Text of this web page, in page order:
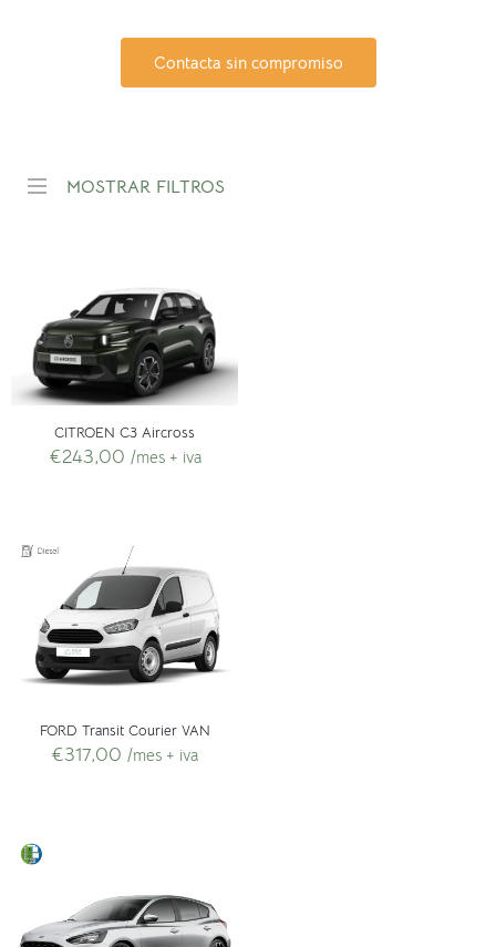
Contacta sin compromiso
MOSTRAR FILTROS
CITROEN C3 Aircross
€243,00 /mes + iva
FORD Transit Courier VAN
€317,00 /mes + iva